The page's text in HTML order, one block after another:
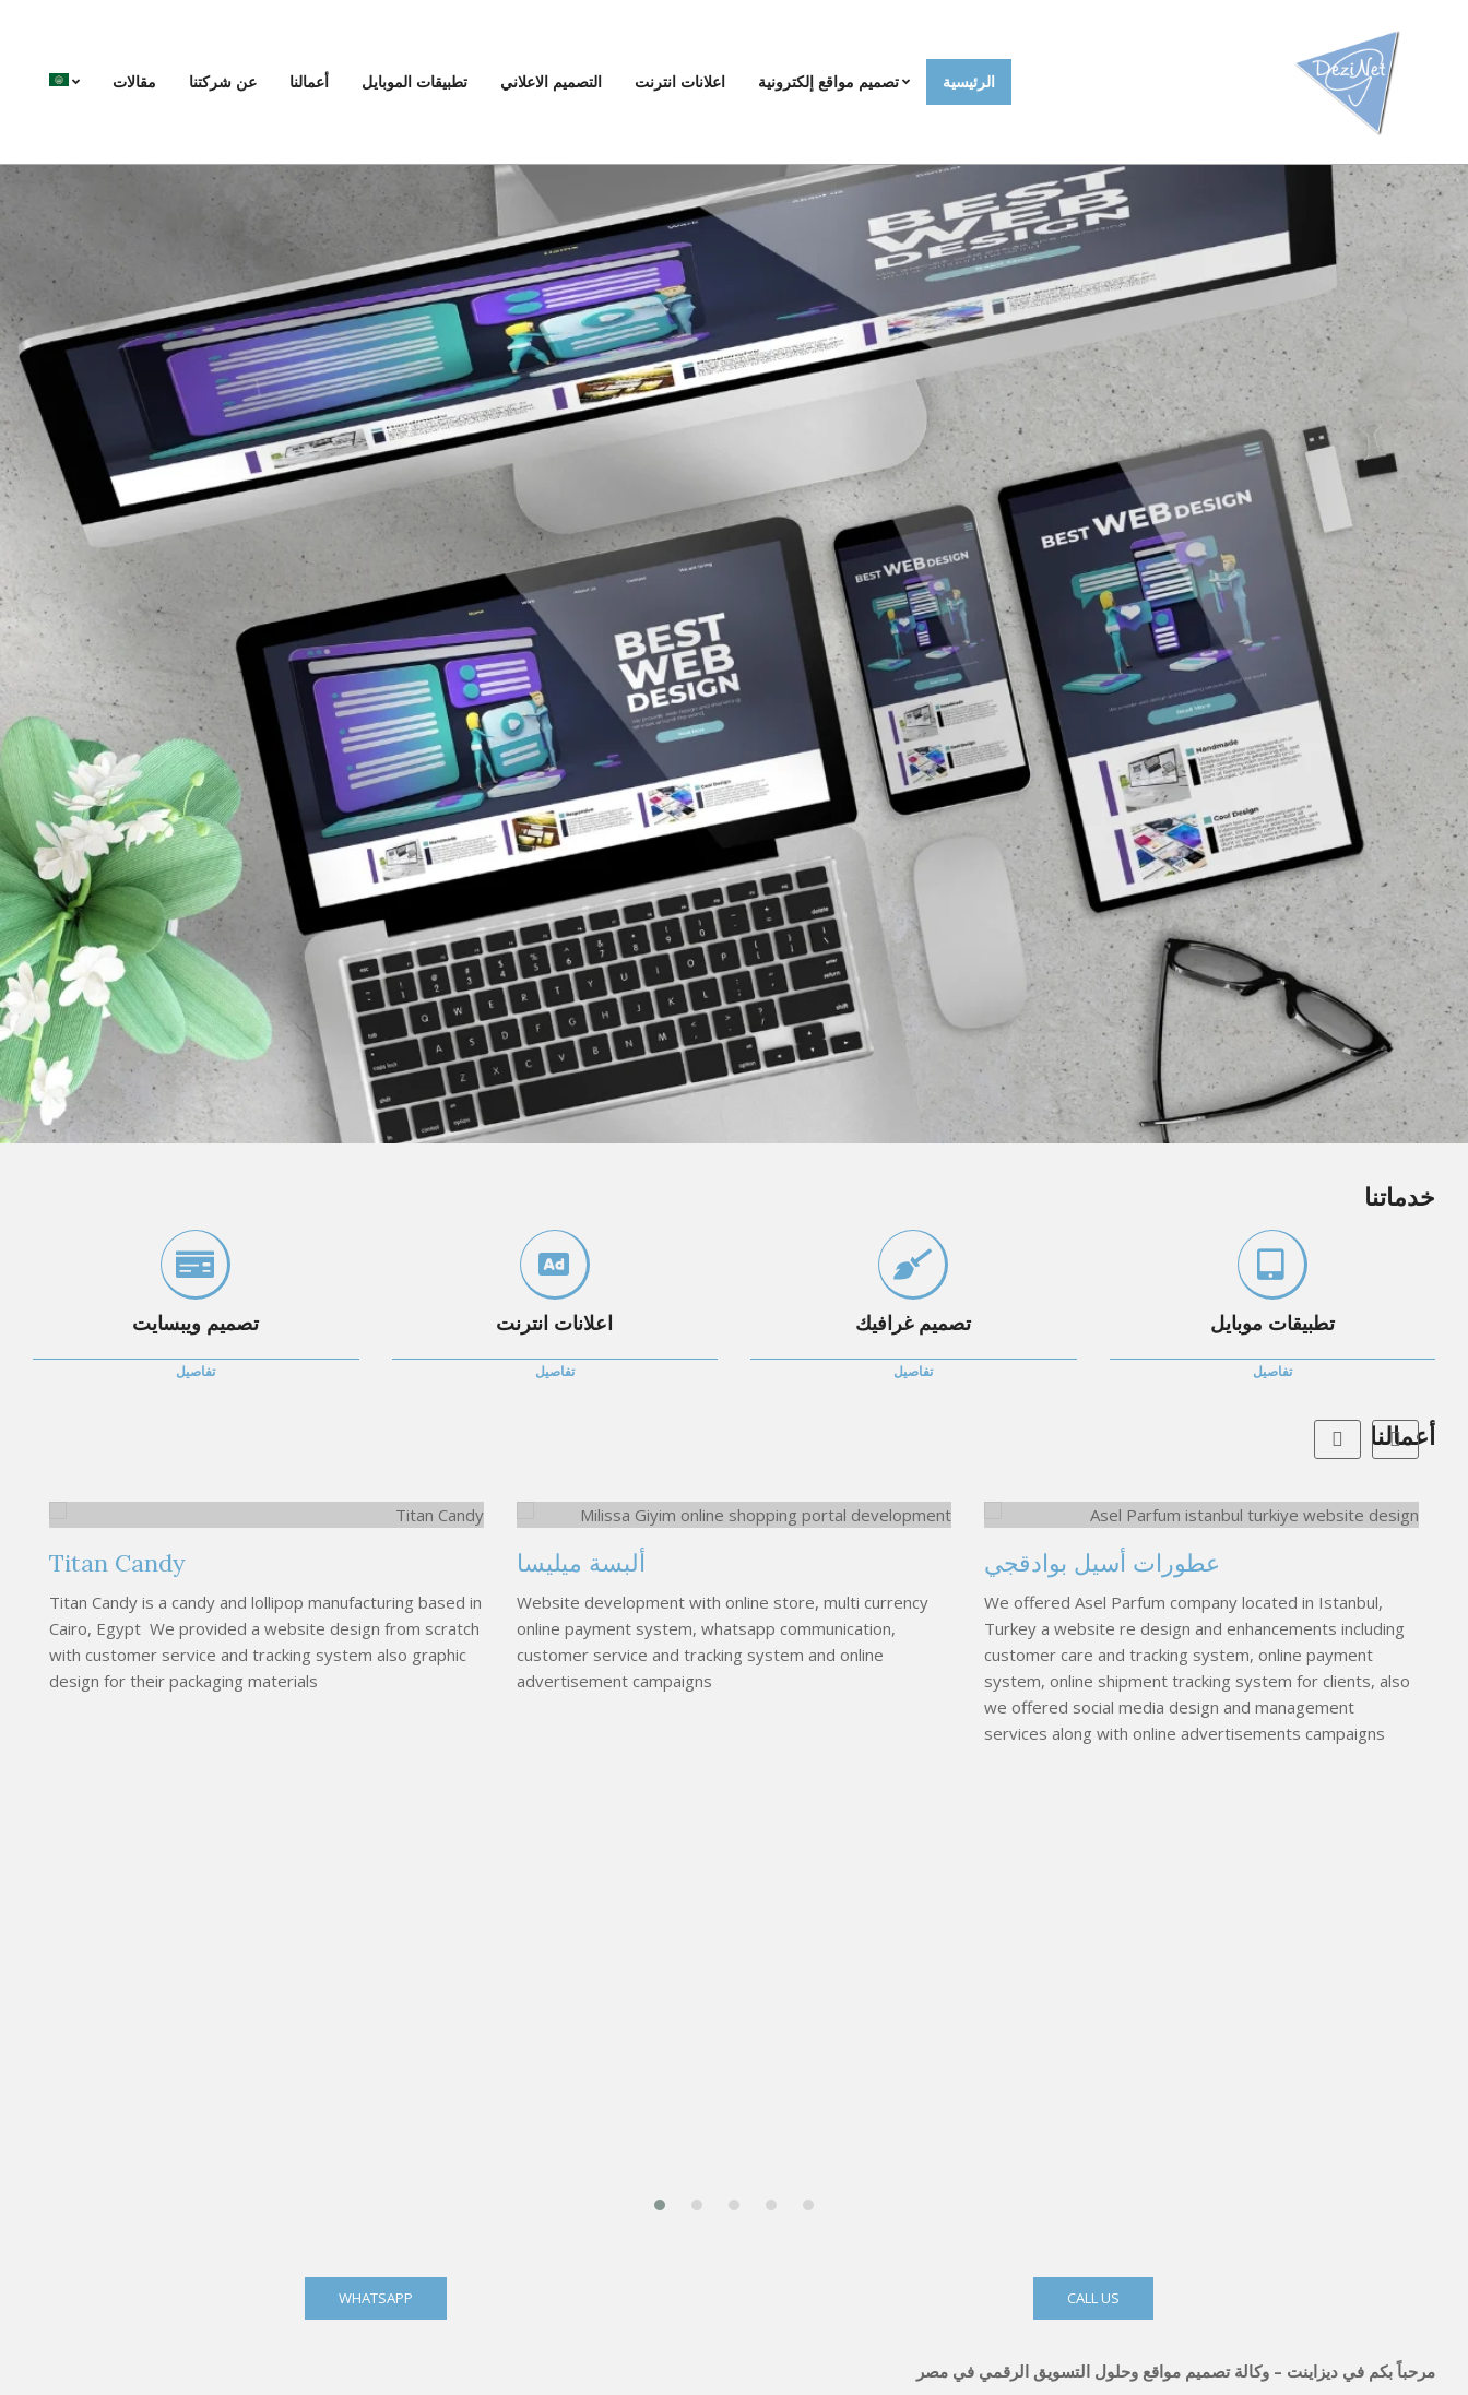
الرئيسية تصميم مواقع إلكترونية اعلانات انترنت التصميم الاعلاني تطبيقات الموبايل أعمالنا عن شركتنا مقالات
خدماتنا
تصميم ويبسايت
تفاصيل
اعلانات انترنت
تفاصيل
تصميم غرافيك
تفاصيل
تطبيقات موبايل
تفاصيل
أعمالنا
Titan Candy
Titan Candy is a candy and lollipop manufacturing based in
Cairo, Egypt We provided a website design from scratch
with customer service and tracking system also graphic
design for their packaging materials
ألبسة ميليسا
Website development with online store, multi currency
online payment system, whatsapp communication,
customer service and tracking system and online
advertisement campaigns
عطورات أسيل بوادقجي
We offered Asel Parfum company located in Istanbul,
Turkey a website re design and enhancements including
customer care and tracking system, online payment
system, online shipment tracking system for clients, also
we offered social media design and management
services along with online advertisements campaigns
WHATSAPP CALL US
مرحباً بكم في ديزاينت – وكالة تصميم مواقع وحلول التسويق الرقمي في مصر